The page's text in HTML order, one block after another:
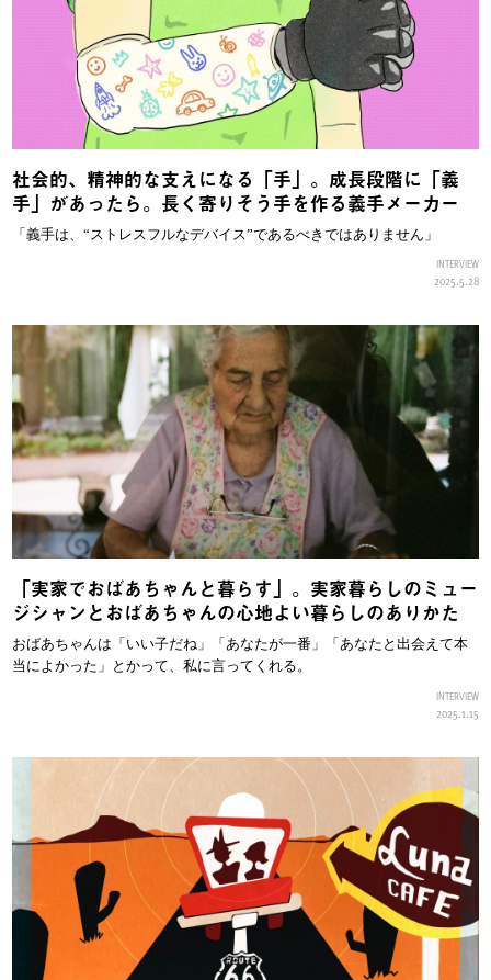
社会的、精神的な支えになる「手」。成長段階に「義
手」があったら。長く寄りそう手を作る義手メーカー
「義手は、“ストレスフルなデバイス”であるべきではありません」
INTERVIEW
2025.5.28
「実家でおばあちゃんと暮らす」。実家暮らしのミュー
ジシャンとおばあちゃんの心地よい暮らしのありかた
おばあちゃんは「いい子だね」「あなたが一番」「あなたと出会えて本
当によかった」とかって、私に言ってくれる。
INTERVIEW
2025.1.15